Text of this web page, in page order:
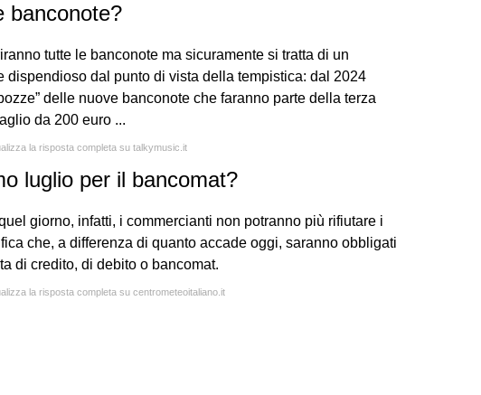
banconote?
tutte le banconote ma sicuramente si tratta di un
dispendioso dal punto di vista della tempistica: dal 2024
delle nuove banconote che faranno parte della terza
da 200 euro ...
la risposta completa su talkymusic.it
luglio per il bancomat?
giorno, infatti, i commercianti non potranno più rifiutare i
che, a differenza di quanto accade oggi, saranno obbligati
di credito, di debito o bancomat.
la risposta completa su centrometeoitaliano.it